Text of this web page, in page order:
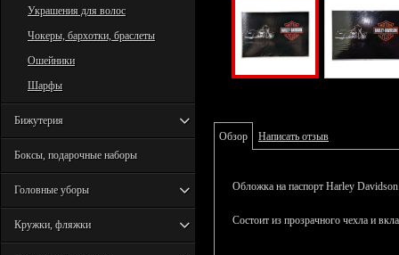
Украшения для волос
Чокеры, бархотки, браслеты
Ошейники
Шарфы
Бижутерия
Боксы, подарочные наборы
Головные уборы
Кружки, фляжки
Обзор Написать отзыв
Обложка на паспорт Harley
Состоит из прозрачного чехла и